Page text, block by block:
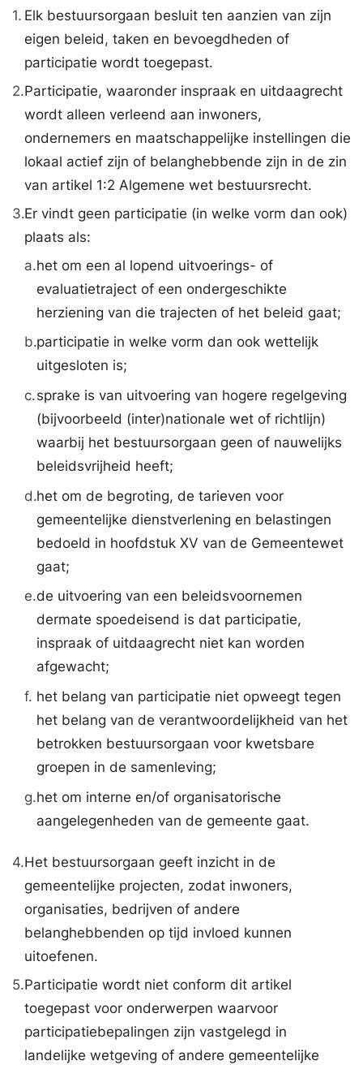
1. Elk bestuursorgaan besluit ten aanzien van zijn
eigen beleid, taken en bevoegdheden of
participatie wordt toegepast.
2.Participatie, waaronder inspraak en uitdaagrecht
wordt alleen verleend aan inwoners,
ondernemers en maatschappelijke instellingen die
lokaal actief zijn of belanghebbende zijn in de zin
van artikel 1:2 Algemene wet bestuursrecht.
3.Er vindt geen participatie (in welke vorm dan ook)
plaats als:
a.het om een al lopend uitvoerings- of
evaluatietraject of een ondergeschikte
herziening van die trajecten of het beleid gaat;
b.participatie in welke vorm dan ook wettelijk
uitgesloten is;
c.sprake is van uitvoering van hogere regelgeving
(bijvoorbeeld (inter)nationale wet of richtlijn)
waarbij het bestuursorgaan geen of nauwelijks
beleidsvrijheid heeft;
d.het om de begroting, de tarieven voor
gemeentelijke dienstverlening en belastingen
bedoeld in hoofdstuk XV van de Gemeentewet
gaat;
e.de uitvoering van een beleidsvoornemen
dermate spoedeisend is dat participatie,
inspraak of uitdaagrecht niet kan worden
afgewacht;
f. het belang van participatie niet opweegt tegen
het belang van de verantwoordelijkheid van het
betrokken bestuursorgaan voor kwetsbare
groepen in de samenleving;
g.het om interne en/of organisatorische
aangelegenheden van de gemeente gaat.
4.Het bestuursorgaan geeft inzicht in de
gemeentelijke projecten, zodat inwoners,
organisaties, bedrijven of andere
belanghebbenden op tijd invloed kunnen
uitoefenen.
5.Participatie wordt niet conform dit artikel
toegepast voor onderwerpen waarvoor
participatiebepalingen zijn vastgelegd in
landelijke wetgeving of andere gemeentelijke